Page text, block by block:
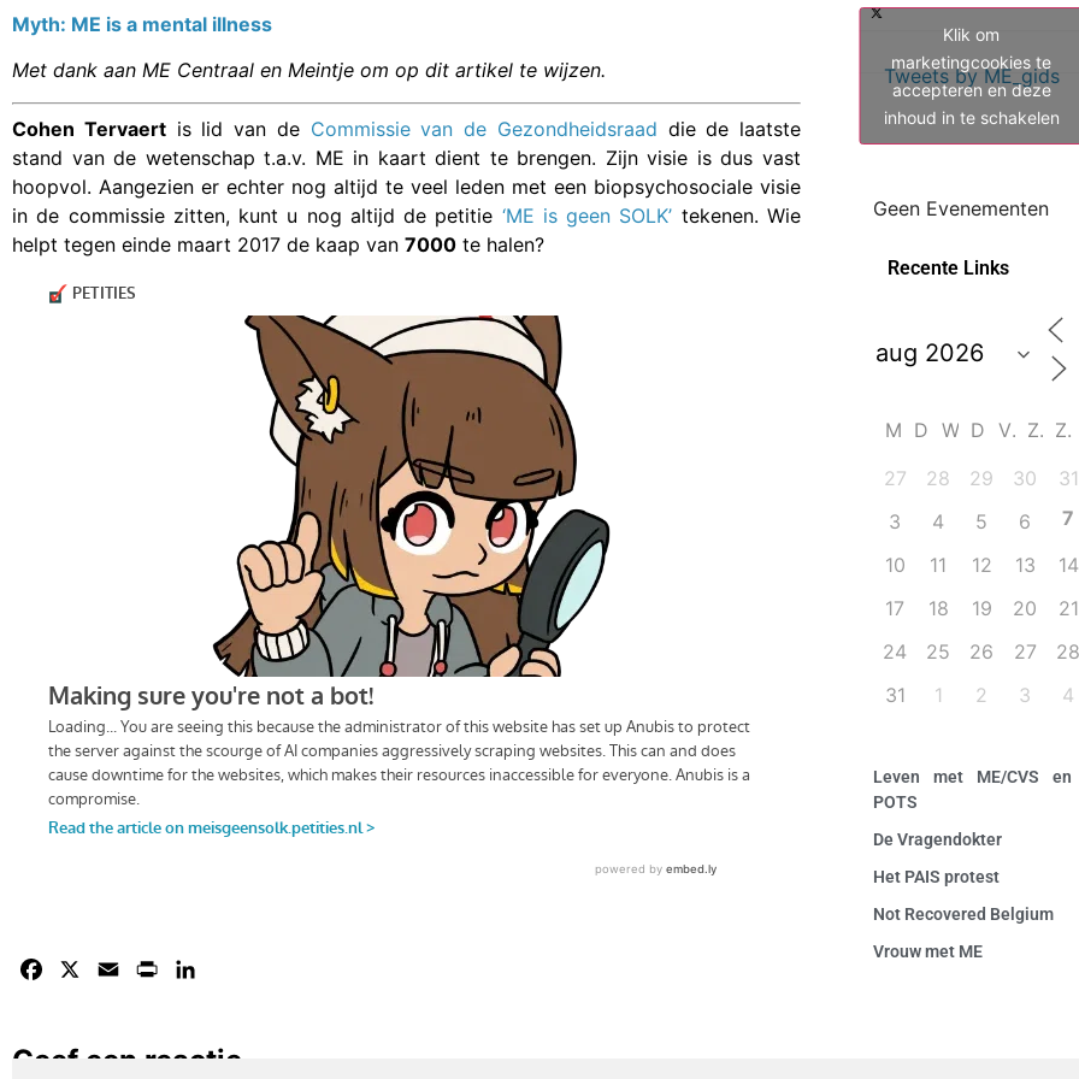
Myth: ME is a mental illness
Met dank aan ME Centraal en Meintje om op dit artikel te wijzen.
Cohen Tervaertis lid van de Commissie van de Gezondheidsraad die de laatste
stand van de wetenschap t.a.v. ME in kaart dient te brengen. Zijn visie is dus vast
hoopvol. Aangezien er echter nog altijd te veel leden met een biopsychosociale visie
in de commissie zitten, kunt u nog altijd de petitie ‘ME is geen SOLK’ tekenen. Wie
helpt tegen einde maart 2017 de kaap van 7000 te halen?
Facebook Email Print
Geef een reactie
Tweets by ME_gids
Klik om
marketingcookies te
accepteren en deze
inhoud in te schakelen
Geen Evenementen
Recente Links
M D W D V Z
Z
27
28 29 30 31
3
4 5 6 7
10
11 12 13 14
17
18 19 20 21
24
25 26 27 28
31
1 2 3 4
Leven met ME/CVS en
POTS
De Vragendokter
Het PAIS protest
Not Recovered Belgium
Vrouw met ME